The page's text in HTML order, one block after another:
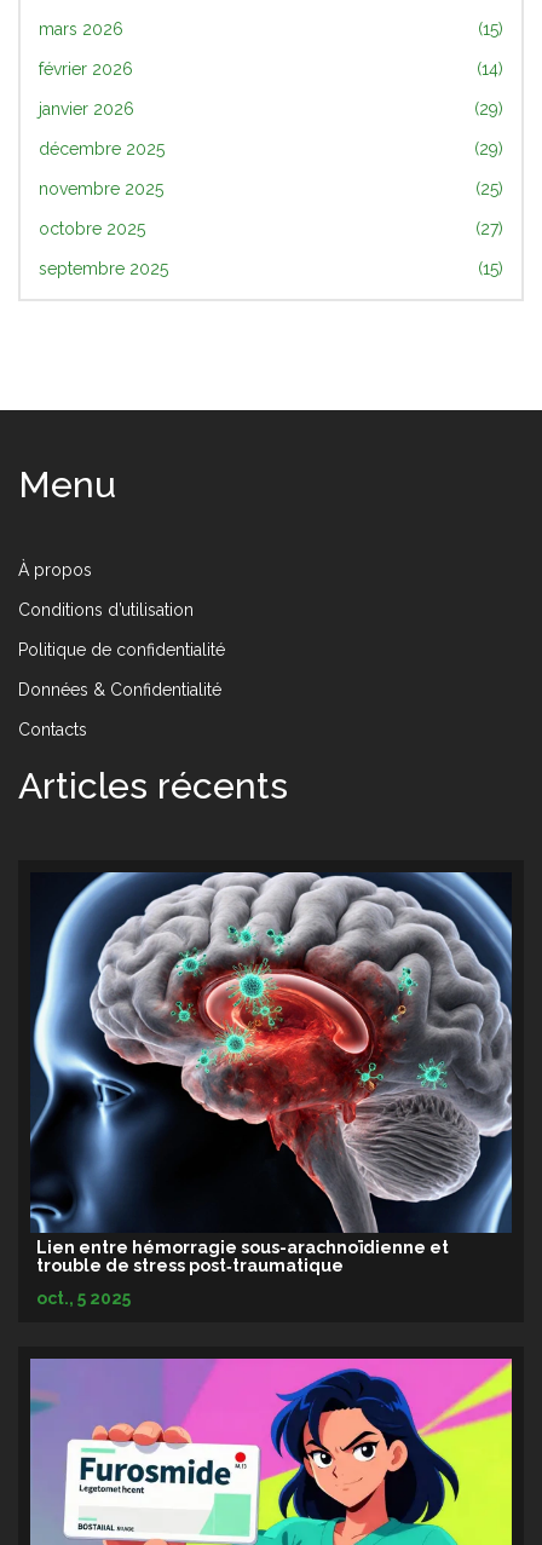
mars 2026 (15)
février 2026 (14)
janvier 2026 (29)
décembre 2025 (29)
novembre 2025 (25)
octobre 2025 (27)
septembre 2025 (15)
Menu
À propos
Conditions d’utilisation
Politique de confidentialité
Données & Confidentialité
Contacts
Articles récents
Lien entre hémorragie sous-arachnoïdienne et
trouble de stress post‑traumatique
oct., 5 2025